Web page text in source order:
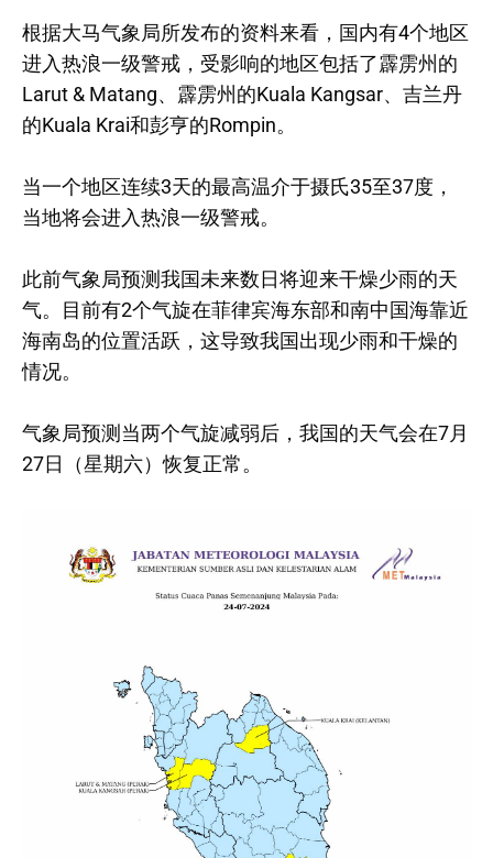
根据大马气象局所发布的资料来看，国内有4个地区
进入热浪一级警戒，受影响的地区包括了霹雳州的
Larut & Matang、霹雳州的Kuala Kangsar、吉兰丹
的Kuala Krai和彭亨的Rompin。
当一个地区连续3天的最高温介于摄氏35至37度，
当地将会进入热浪一级警戒。
此前气象局预测我国未来数日将迎来干燥少雨的天
气。目前有2个气旋在菲律宾海东部和南中国海靠近
海南岛的位置活跃，这导致我国出现少雨和干燥的
情况。
气象局预测当两个气旋减弱后，我国的天气会在7月
27日（星期六）恢复正常。